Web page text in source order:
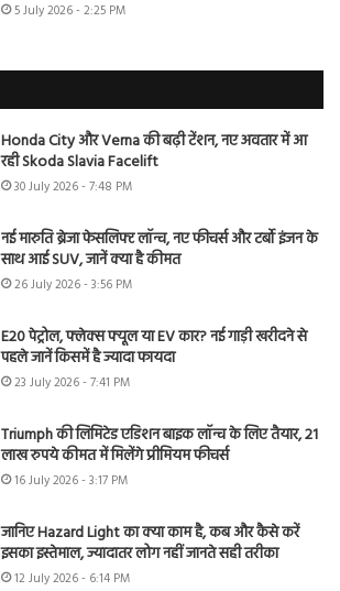
5 July 2026 - 2:25 PM
Honda City और Verna की बढ़ी टेंशन, नए अवतार में आ
रही Skoda Slavia Facelift
30 July 2026 - 7:48 PM
नई मारुति ब्रेजा फेसलिफ्ट लॉन्च, नए फीचर्स और टर्बो इंजन के
साथ आई SUV, जानें क्या है कीमत
26 July 2026 - 3:56 PM
E20 पेट्रोल, फ्लेक्स फ्यूल या EV कार? नई गाड़ी खरीदने से
पहले जानें किसमें है ज्यादा फायदा
23 July 2026 - 7:41 PM
Triumph की लिमिटेड एडिशन बाइक लॉन्च के लिए तैयार, 21
लाख रुपये कीमत में मिलेंगे प्रीमियम फीचर्स
16 July 2026 - 3:17 PM
जानिए Hazard Light का क्या काम है, कब और कैसे करें
इसका इस्तेमाल, ज्यादातर लोग नहीं जानते सही तरीका
12 July 2026 - 6:14 PM